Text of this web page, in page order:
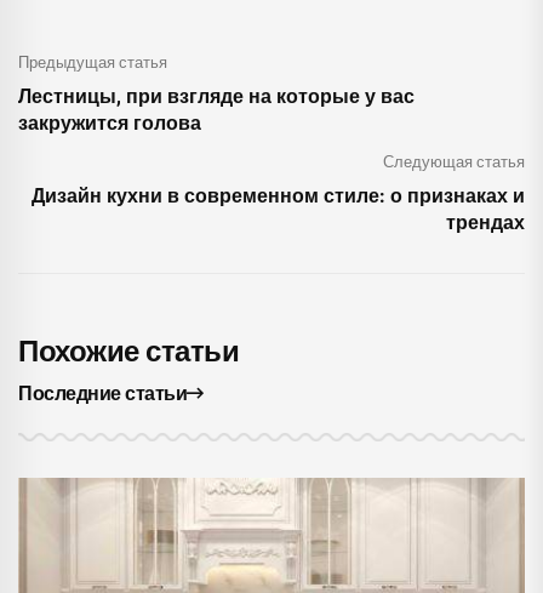
Предыдущая статья
Лестницы, при взгляде на которые у вас
закружится голова
Следующая статья
Дизайн кухни в современном стиле: о признаках и
трендах
Похожие статьи
Последние статьи